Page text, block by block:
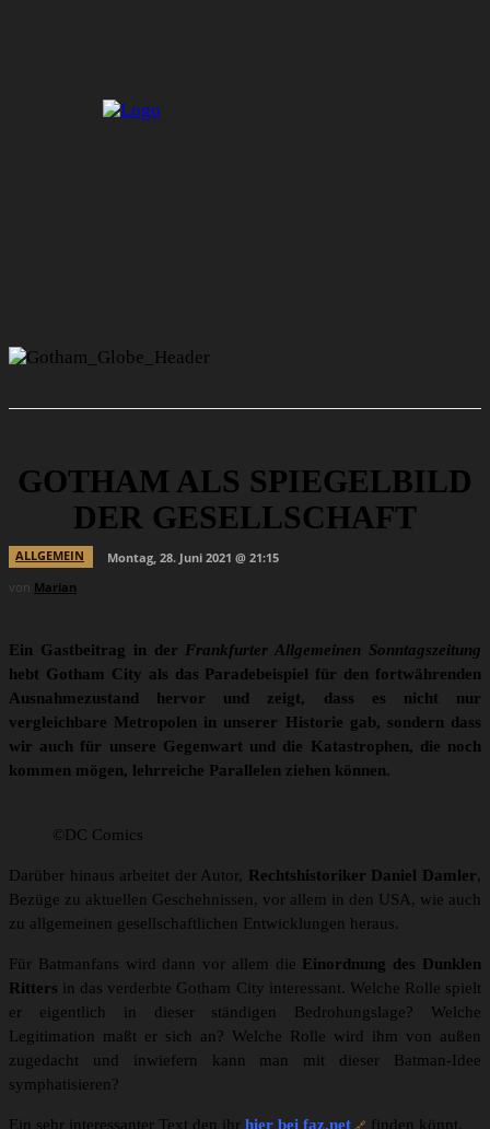
GOTHAM ALS SPIEGELBILD
DER GESELLSCHAFT
ALLGEMEIN
Montag, 28. Juni 2021 @ 21:15
von Marian
Ein Gastbeitrag in der Frankfurter Allgemeinen Sonntagszeitung
hebt Gotham City als das Paradebeispiel für den fortwährenden
Ausnahmezustand hervor und zeigt, dass es nicht nur
vergleichbare Metropolen in unserer Historie gab, sondern dass
wir auch für unsere Gegenwart und die Katastrophen, die noch
kommen mögen, lehrreiche Parallelen ziehen können.
©DC Comics
Darüber hinaus arbeitet der Autor, Rechtshistoriker Daniel Damler,
Bezüge zu aktuellen Geschehnissen, vor allem in den USA, wie auch
zu allgemeinen gesellschaftlichen Entwicklungen heraus.
Für Batmanfans wird dann vor allem die Einordnung des Dunklen
Ritters in das verderbte Gotham City interessant. Welche Rolle spielt
er eigentlich in dieser ständigen Bedrohungslage? Welche
Legitimation maßt er sich an? Welche Rolle wird ihm von außen
zugedacht und inwiefern kann man mit dieser Batman-Idee
symphatisieren?
Ein sehr interessanter Text den ihr hier bei faz.net finden könnt.